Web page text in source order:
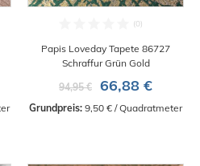
Papis Loveday Tapete 86727
Schraffur Grün Gold
94,95 €
66,88 €
Grundpreis: 9,50 € / Quadratmeter